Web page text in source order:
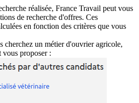
réalisée, France Travail peut vous
de recherche d'offres. Ces
en fonction des critères que vous
cherchez un métier d'ouvrier agricole,
vous proposer :